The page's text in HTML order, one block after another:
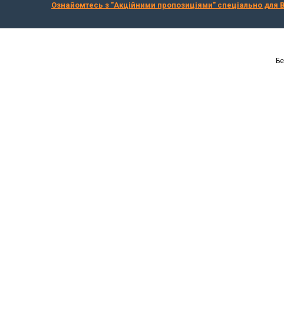
Ознайомтесь з "Акційними пропозиціями" спеціально для